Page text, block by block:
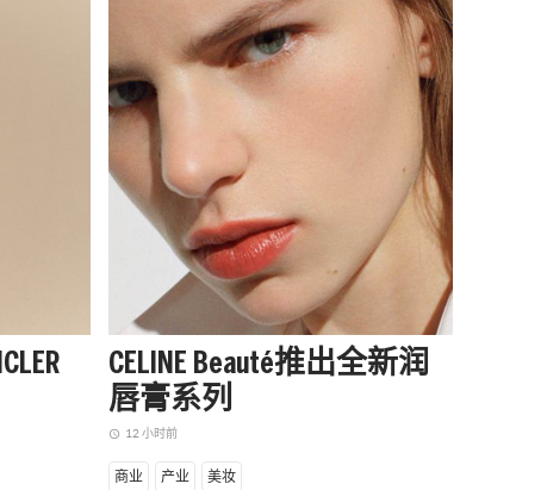
CELINE Beauté推出全新润
唇膏系列
access_time 12 小时前
商业 产业 美妆